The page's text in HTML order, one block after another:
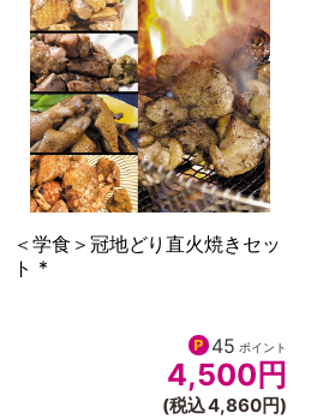
＜学食＞冠地どり直火焼きセッ
ト *
45 ポイント
4,500 円
(税込 4,860円)